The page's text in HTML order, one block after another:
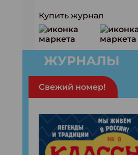
Купить журнал
ЖУРНАЛЫ
Свежий номер!